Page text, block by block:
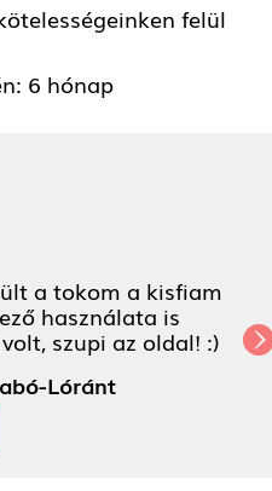
felül
6 hónap
a tokom a kisfiam
használata is
szupi az oldal! :)
Lóránt